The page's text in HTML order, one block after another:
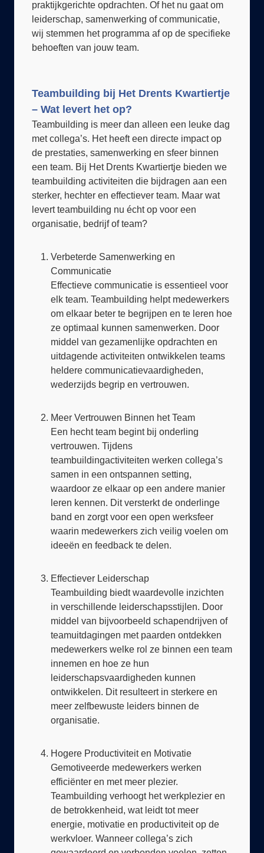
leiderschap, samenwerking of communicatie,
wij stemmen het programma af op de specifieke
behoeften van jouw team.
– Wat levert het op?
Teambuilding is meer dan alleen een leuke dag
met collega’s. Het heeft een directe impact op
de prestaties, samenwerking en sfeer binnen
een team. Bij Het Drents Kwartiertje bieden we
teambuilding activiteiten die bijdragen aan een
sterker, hechter en effectiever team. Maar wat
levert teambuilding nu écht op voor een
organisatie, bedrijf of team?
Communicatie
Effectieve communicatie is essentieel voor
elk team. Teambuilding helpt medewerkers
om elkaar beter te begrijpen en te leren hoe
ze optimaal kunnen samenwerken. Door
middel van gezamenlijke opdrachten en
uitdagende activiteiten ontwikkelen teams
heldere communicatievaardigheden,
wederzijds begrip en vertrouwen.
Een hecht team begint bij onderling
vertrouwen. Tijdens
teambuildingactiviteiten werken collega’s
samen in een ontspannen setting,
waardoor ze elkaar op een andere manier
leren kennen. Dit versterkt de onderlinge
band en zorgt voor een open werksfeer
waarin medewerkers zich veilig voelen om
ideeën en feedback te delen.
Teambuilding biedt waardevolle inzichten
in verschillende leiderschapsstijlen. Door
middel van bijvoorbeeld schapendrijven of
teamuitdagingen met paarden ontdekken
medewerkers welke rol ze binnen een team
innemen en hoe ze hun
leiderschapsvaardigheden kunnen
ontwikkelen. Dit resulteert in sterkere en
meer zelfbewuste leiders binnen de
organisatie.
Gemotiveerde medewerkers werken
efficiënter en met meer plezier.
Teambuilding verhoogt het werkplezier en
de betrokkenheid, wat leidt tot meer
energie, motivatie en productiviteit op de
werkvloer. Wanneer collega’s zich
gewaardeerd en verbonden voelen, zetten
ze zich met meer enthousiasme in voor hun